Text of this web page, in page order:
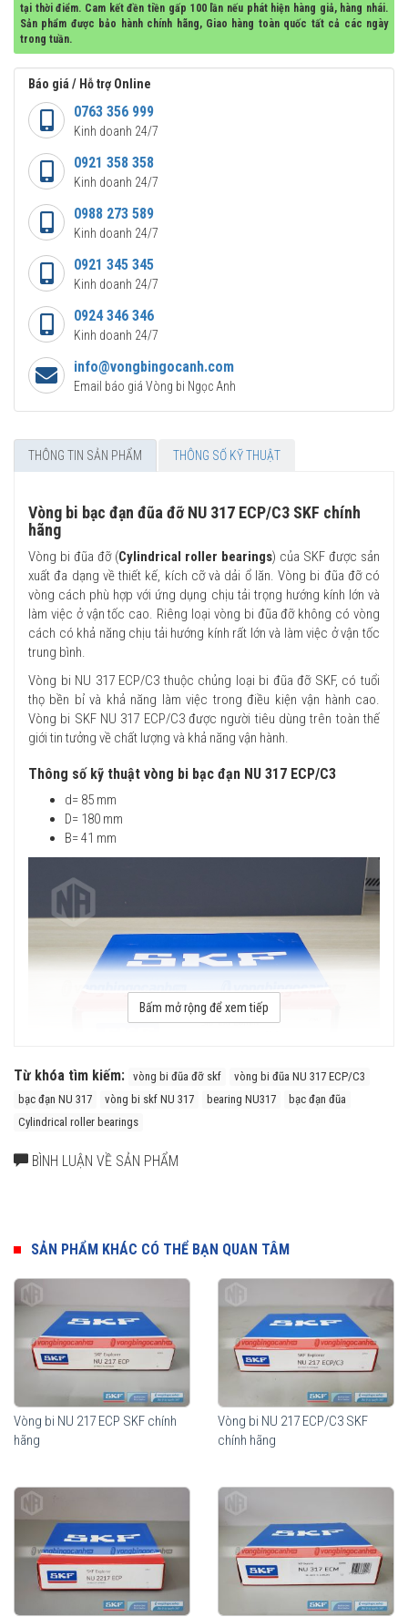
tại thời điểm. Cam kết đền tiền gấp 100 lần nếu phát hiện hàng giả, hàng nhái.
Sản phẩm được bảo hành chính hãng, Giao hàng toàn quốc tất cả các ngày
trong tuần.
Báo giá / Hỗ trợ Online
0763 356 999
Kinh doanh 24/7
0921 358 358
Kinh doanh 24/7
0988 273 589
Kinh doanh 24/7
0921 345 345
Kinh doanh 24/7
0924 346 346
Kinh doanh 24/7
info@vongbingocanh.com
Email báo giá Vòng bi Ngọc Anh
THÔNG TIN SẢN PHẨM THÔNG SỐ KỸ THUẬT
Vòng bi bạc đạn đũa đỡ NU 317 ECP/C3 SKF chính
hãng
Vòng bi đũa đỡ (Cylindrical roller bearings) của SKF được sản
xuất đa dạng về thiết kế, kích cỡ và dải ổ lăn. Vòng bi đũa đỡ có
vòng cách phù hợp với ứng dụng chịu tải trọng hướng kính lớn và
làm việc ở vận tốc cao. Riêng loại vòng bi đũa đỡ không có vòng
cách có khả năng chịu tải hướng kính rất lớn và làm việc ở vận tốc
trung bình.
Vòng bi NU 317 ECP/C3 thuộc chủng loại bi đũa đỡ SKF, có tuổi
thọ bền bỉ và khả năng làm việc trong điều kiện vận hành cao.
Vòng bi SKF NU 317 ECP/C3 được người tiêu dùng trên toàn thế
giới tin tưởng về chất lượng và khả năng vận hành.
Thông số kỹ thuật vòng bi bạc đạn NU 317 ECP/C3
d= 85 mm
D= 180 mm
B= 41 mm
bằng Polyamide (ECP/C3) với ưu điểm là Nhẹ, Đàn hồi cao, chịu ma
Thành phần quan trọng nhất của vòng bi đũa đỡ SKF là các con
lăn hình trụ. Biên dạng hình học của con lăn dạng logarithmic giúp
phân bổ tải trọng một cách tối ưu trên toàn bộ vùng tiếp xúc trong
vòng bi. Độ nhẵn bề mặt của con lăn tối đa khả năng hình thành
màng bôi trơn, giúp tối ưu hoá chuyển động lăn của con lăn. Lợi
ích mang lại từ những tính năng vượt trội này so với thiết kế truyền
thống là khả năng nâng cao độ tin cậy khi vận hành và khả năng
chịu sự lệch trục tốt hơn.
Bấm mở rộng để xem tiếp
Từ khóa tìm kiếm: vòng bi đũa đỡ skf
vòng bi đũa NU 317 ECP/C3
bạc đạn NU 317
vòng bi skf NU 317 bearing NU317
bạc đạn đũa
Cylindrical roller bearings
BÌNH LUẬN VỀ SẢN PHẨM
SẢN PHẨM KHÁC CÓ THỂ BẠN QUAN TÂM
Vòng bi NU 217 ECP SKF chính
hãng
Vòng bi NU 217 ECP/C3 SKF
chính hãng